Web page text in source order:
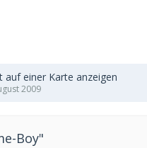
auf einer Karte anzeigen
2009
Boy"